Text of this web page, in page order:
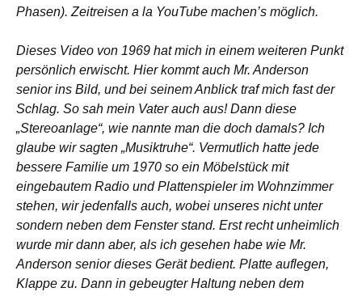
Phasen). Zeitreisen a la YouTube machen’s möglich.
Dieses Video von 1969 hat mich in einem weiteren Punkt
persönlich erwischt. Hier kommt auch Mr. Anderson
senior ins Bild, und bei seinem Anblick traf mich fast der
Schlag. So sah mein Vater auch aus! Dann diese
„Stereoanlage“, wie nannte man die doch damals? Ich
glaube wir sagten „Musiktruhe“. Vermutlich hatte jede
bessere Familie um 1970 so ein Möbelstück mit
eingebautem Radio und Plattenspieler im Wohnzimmer
stehen, wir jedenfalls auch, wobei unseres nicht unter
sondern neben dem Fenster stand. Erst recht unheimlich
wurde mir dann aber, als ich gesehen habe wie Mr.
Anderson senior dieses Gerät bedient. Platte auflegen,
Klappe zu. Dann in gebeugter Haltung neben dem